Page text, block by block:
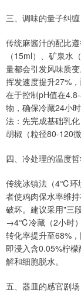
三、调味的量子纠缠
传统麻酱汁的配比
（15ml）、矿泉水
量都会引发风味质
挥发速度提升27%
在于控制pH值在
物，确保冷藏24小
法：先完成基础乳
胡椒（粒径80-120微
四、冷处理的温度
传统冰镇法（4℃环
者使鸡肉保水率维
破坏。建议采用"
→4℃冷藏（2小时
转化率提升至68%
即浸入含0.05%柠
解和细胞脱水。
五、器皿的感官剧场